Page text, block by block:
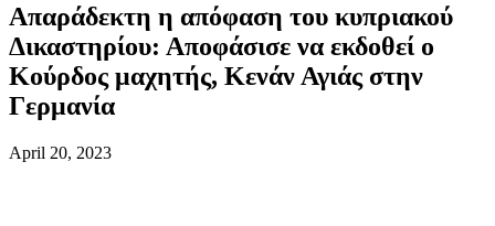
Απαράδεκτη η απόφαση του κυπριακού
Δικαστηρίου: Αποφάσισε να εκδοθεί ο
Κούρδος μαχητής, Κενάν Αγιάς στην
Γερμανία
April 20, 2023